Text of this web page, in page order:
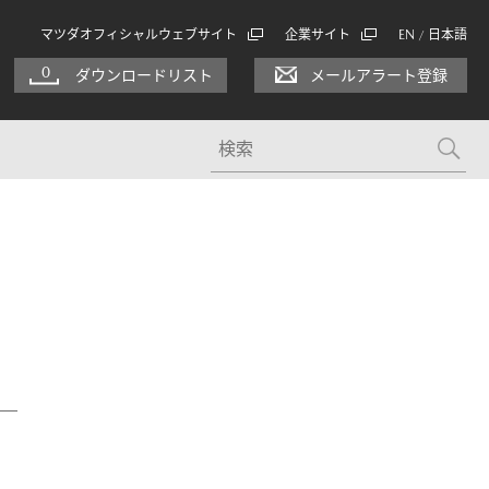
マツダオフィシャルウェブサイト 企業サイト EN / 日本語
0 ダウンロードリスト メールアラート登録